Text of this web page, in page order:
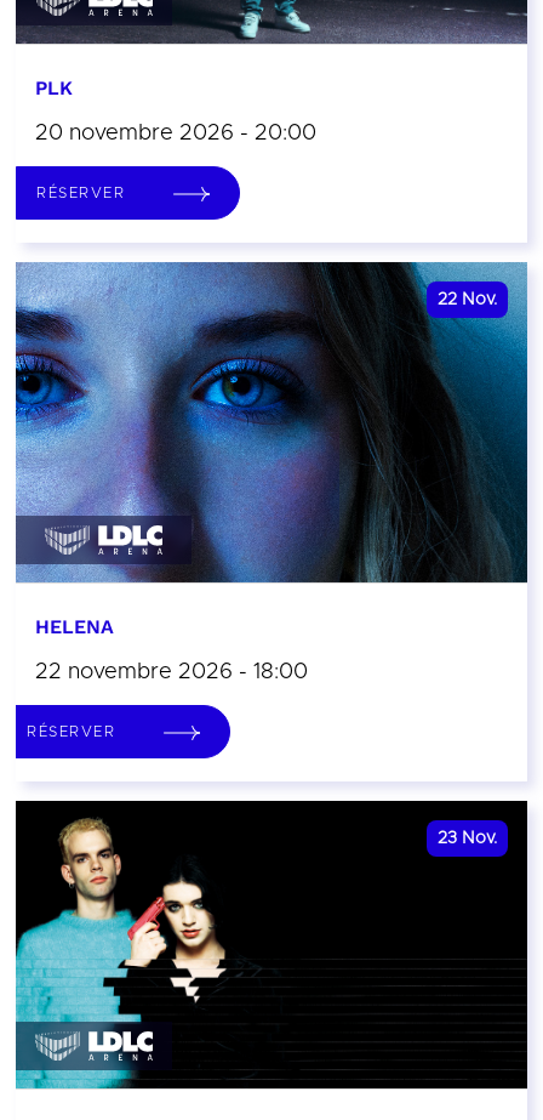
PLK
20 novembre 2026 - 20:00
RÉSERVER
22 Nov.
HELENA
22 novembre 2026 - 18:00
RÉSERVER
23 Nov.